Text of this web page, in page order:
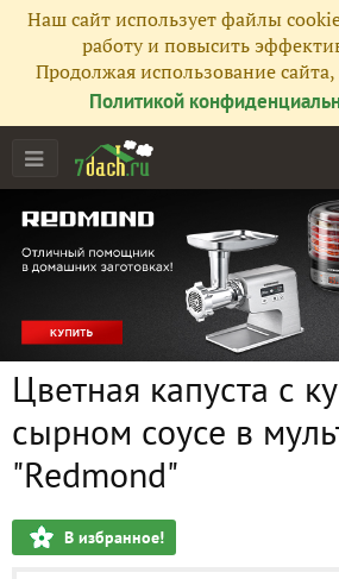
Наш сайт использует файлы
работу и повысить
Продолжая использование сайта,
Политикой
Цветная капуста с
сырном соусе в
"Redmond"
В избранное!